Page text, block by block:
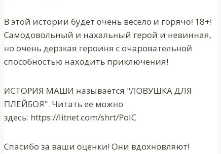
В этой истории будет очень весело и горячо! 18+!
Самодовольный и нахальный герой и невинная,
но очень дерзкая героиня с очаровательной
способностью находить приключения!
ИСТОРИЯ МАШИ называется "ЛОВУШКА ДЛЯ
ПЛЕЙБОЯ". Читать ее можно
здесь: https://litnet.com/shrt/PolC
Спасибо за ваши оценки! Они вдохновляют!